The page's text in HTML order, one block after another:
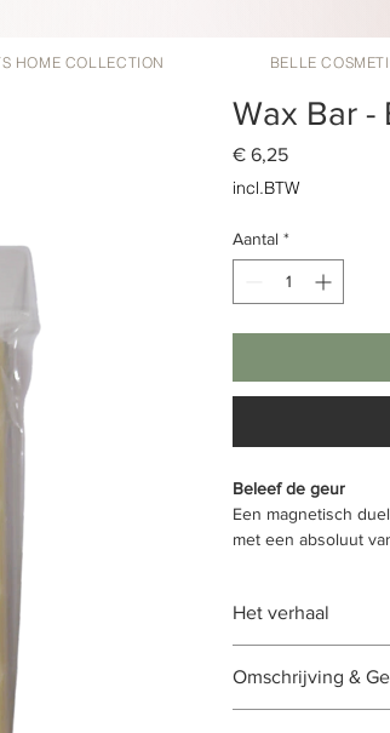
HOME COLLECTION BELLE
Wax Bar -
€ 6,25Prijs
incl.BTW
Aantal *
Beleef de geur
Een magnetisch
met een absoluut
Inhoud 100 gram
Het verhaal
supervrouwelijk op
geloof in haarzelf
Omschrijving &